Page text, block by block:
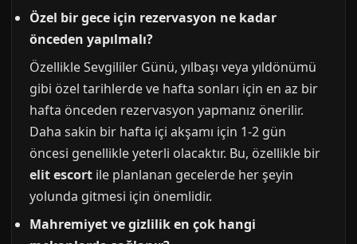
Özel bir gece için rezervasyon ne kadar
önceden yapılmalı?
Özellikle Sevgililer Günü, yılbaşı veya yıldönümü
gibi özel tarihlerde ve hafta sonları için en az bir
hafta önceden rezervasyon yapmanız önerilir.
Daha sakin bir hafta içi akşamı için 1-2 gün
öncesi genellikle yeterli olacaktır. Bu, özellikle bir
elit escort ile planlanan gecelerde her şeyin
yolunda gitmesi için önemlidir.
Mahremiyet ve gizlilik en çok hangi